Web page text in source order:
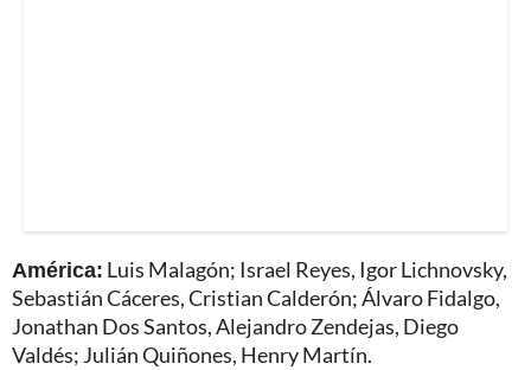
América: Luis Malagón; Israel Reyes, Igor Lichnovsky,
Sebastián Cáceres, Cristian Calderón; Álvaro Fidalgo,
Jonathan Dos Santos, Alejandro Zendejas, Diego
Valdés; Julián Quiñones, Henry Martín.